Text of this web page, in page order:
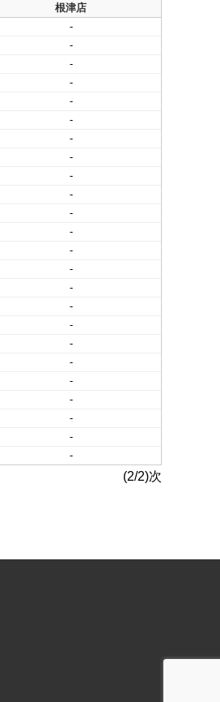
根津店
-
-
-
-
-
-
-
-
-
-
-
-
-
-
-
-
-
-
-
-
-
-
-
-
(2/2)次